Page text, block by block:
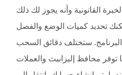
القانونية وأنه يجوز لك ذلك
تحديد كميات الوضع والفصل
ستختلف دقائق السحب
توفر محافظ إليزابيث والعملات